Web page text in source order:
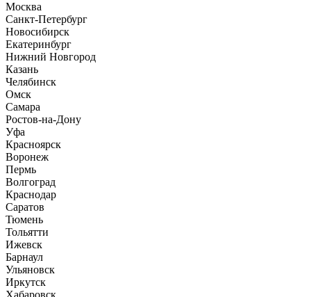
Москва
Санкт-Петербург
Новосибирск
Екатеринбург
Нижний Новгород
Казань
Челябинск
Омск
Самара
Ростов-на-Дону
Уфа
Красноярск
Воронеж
Пермь
Волгоград
Краснодар
Саратов
Тюмень
Тольятти
Ижевск
Барнаул
Ульяновск
Иркутск